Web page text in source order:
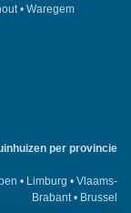
• Waregem
per provincie
• Limburg • Vlaams-
Brabant• Brussel